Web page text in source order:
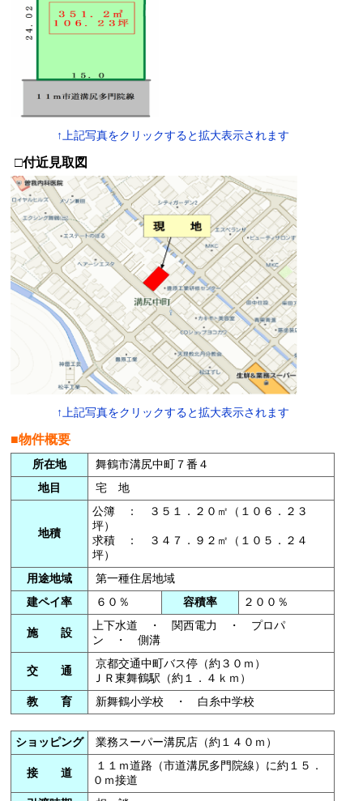
↑上記写真をクリックすると拡大表示されます
□付近見取図
↑上記写真をクリックすると拡大表示されます
■物件概要
所在地
舞鶴市溝尻中町７番４
地目
宅 地
地積
公簿 ： ３５１．２０㎡（１０６．２３
坪）
求積 ： ３４７．９２㎡（１０５．２４
坪）
用途地域
第一種住居地域
建ペイ率
６０％ 容積率 ２００％
施 設
上下水道 ・ 関西電力 ・ プロパ
ン ・ 側溝
交 通
京都交通中町バス停（約３０ｍ）
ＪＲ東舞鶴駅（約１．４ｋｍ）
教 育
新舞鶴小学校 ・ 白糸中学校
ショッピング 業務スーパー溝尻店（約１４０ｍ）
接 道
１１ｍ道路（市道溝尻多門院線）に約１５．
０ｍ接道